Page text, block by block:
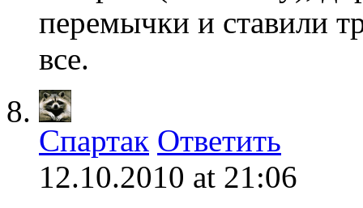
перемычки и ставили
все.
Спартак Ответить
12.10.2010 at 21:06